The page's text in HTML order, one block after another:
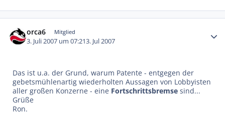
orca6 Mitglied
3. Juli 2007 um 07:213. Jul 2007
Das ist u.a. der Grund, warum Patente - entgegen der
gebetsmühlenartig wiederholten Aussagen von Lobbyisten
aller großen Konzerne - eine Fortschrittsbremse sind...
Grüße
Ron.